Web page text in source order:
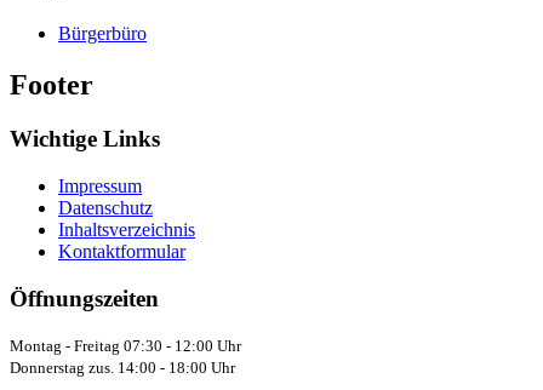
Bürgerbüro
Footer
Wichtige Links
Impressum
Datenschutz
Inhaltsverzeichnis
Kontaktformular
Öffnungszeiten
Montag - Freitag 07:30 - 12:00 Uhr
Donnerstag zus. 14:00 - 18:00 Uhr